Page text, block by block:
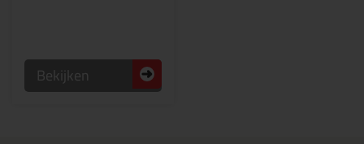
Bekijken